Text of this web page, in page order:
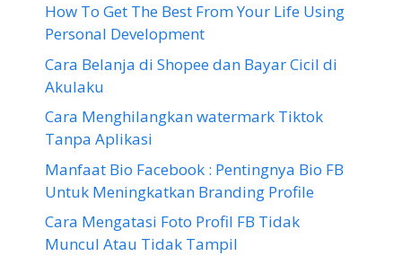
How To Get The Best From Your Life Using
Personal Development
Cara Belanja di Shopee dan Bayar Cicil di
Akulaku
Cara Menghilangkan watermark Tiktok
Tanpa Aplikasi
Manfaat Bio Facebook : Pentingnya Bio FB
Untuk Meningkatkan Branding Profile
Cara Mengatasi Foto Profil FB Tidak
Muncul Atau Tidak Tampil